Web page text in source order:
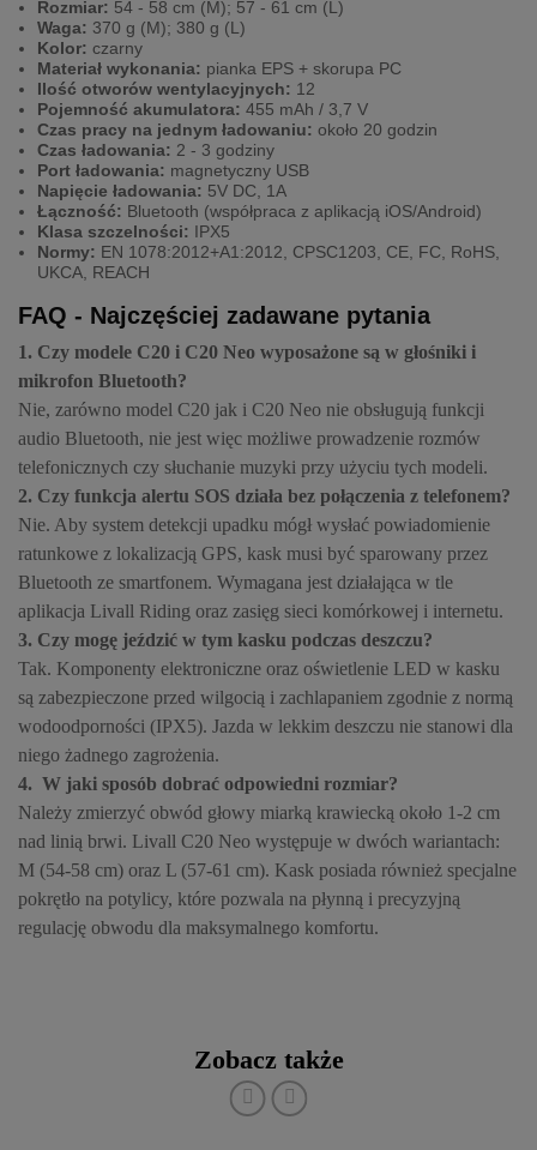
Rozmiar: 54 - 58 cm (M); 57 - 61 cm (L)
Waga: 370 g (M); 380 g (L)
Kolor: czarny
Materiał wykonania: pianka EPS + skorupa PC
Ilość otworów wentylacyjnych: 12
Pojemność akumulatora: 455 mAh / 3,7 V
Czas pracy na jednym ładowaniu: około 20 godzin
Czas ładowania: 2 - 3 godziny
Port ładowania: magnetyczny USB
Napięcie ładowania: 5V DC, 1A
Łączność: Bluetooth (współpraca z aplikacją iOS/Android)
Klasa szczelności: IPX5
Normy: EN 1078:2012+A1:2012, CPSC1203, CE, FC, RoHS,
UKCA, REACH
FAQ - Najczęściej zadawane pytania
1. Czy modele C20 i C20 Neo wyposażone są w głośniki i
mikrofon Bluetooth?
Nie, zarówno model C20 jak i C20 Neo nie obsługują funkcji
audio Bluetooth, nie jest więc możliwe prowadzenie rozmów
telefonicznych czy słuchanie muzyki przy użyciu tych modeli.
2. Czy funkcja alertu SOS działa bez połączenia z telefonem?
Nie. Aby system detekcji upadku mógł wysłać powiadomienie
ratunkowe z lokalizacją GPS, kask musi być sparowany przez
Bluetooth ze smartfonem. Wymagana jest działająca w tle
aplikacja Livall Riding oraz zasięg sieci komórkowej i internetu.
3. Czy mogę jeździć w tym kasku podczas deszczu?
Tak. Komponenty elektroniczne oraz oświetlenie LED w kasku
są zabezpieczone przed wilgocią i zachlapaniem zgodnie z normą
wodoodporności (IPX5). Jazda w lekkim deszczu nie stanowi dla
niego żadnego zagrożenia.
4. W jaki sposób dobrać odpowiedni rozmiar?
Należy zmierzyć obwód głowy miarką krawiecką około 1-2 cm
nad linią brwi. Livall C20 Neo występuje w dwóch wariantach:
M (54-58 cm) oraz L (57-61 cm). Kask posiada również specjalne
pokrętło na potylicy, które pozwala na płynną i precyzyjną
regulację obwodu dla maksymalnego komfortu.
Zobacz także